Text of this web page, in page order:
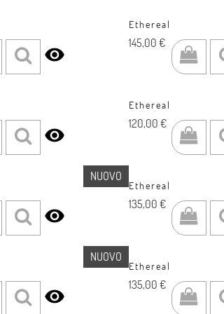

Ethereal
Prezzo
145,00 €

Ethereal
Prezzo
120,00 €
NUOVO

Ethereal
Prezzo
135,00 €
NUOVO

Ethereal
Prezzo
135,00 €